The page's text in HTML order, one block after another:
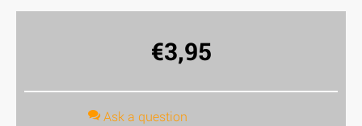
€3,95
Ask a question